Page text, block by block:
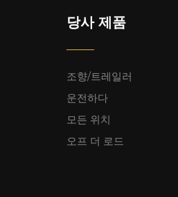
당사 제품
조향/트레일러
운전하다
모든 위치
오프 더 로드